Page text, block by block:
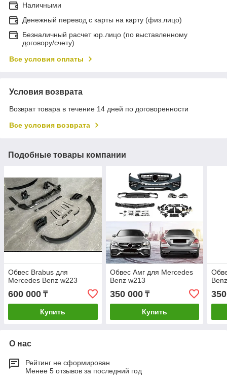
Наличными
Денежный перевод с карты на карту (физ.лицо)
Безналичный расчет юр.лицо (по выставленному
договору/счету)
Все условия оплаты
Условия возврата
Возврат товара в течение 14 дней по договоренности
Все условия возврата
Подобные товары компании
Обвес Brabus для
Mercedes Benz w223
600 000 ₸
Купить
Обвес Амг для Mercedes
Benz w213
350 000₸
Купить
О нас
Рейтинг не сформирован
Менее 5 отзывов за последний год